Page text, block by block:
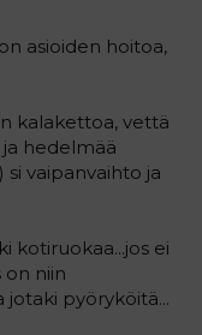
asioiden hoitoa,
kalakettoa, vettä
hedelmää
vaipanvaihto ja
kotiruokaa...jos ei
on niin
jotaki pyöryköitä...